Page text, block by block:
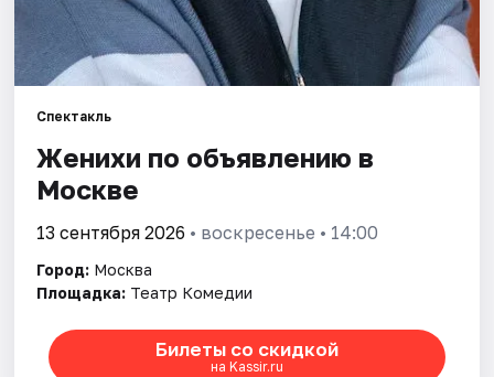
Спектакль
Женихи по объявлению в
Москве
13 сентября 2026 • воскресенье • 14:00
Город: Москва
Площадка: Театр Комедии
Билеты со скидкой
на Kassir.ru